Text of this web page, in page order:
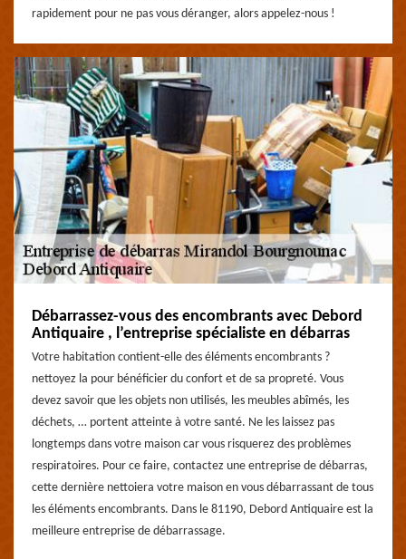
rapidement pour ne pas vous déranger, alors appelez-nous !
Débarrassez-vous des encombrants avec Debord
Antiquaire , l’entreprise spécialiste en débarras
Votre habitation contient-elle des éléments encombrants ?
nettoyez la pour bénéficier du confort et de sa propreté. Vous
devez savoir que les objets non utilisés, les meubles abîmés, les
déchets, … portent atteinte à votre santé. Ne les laissez pas
longtemps dans votre maison car vous risquerez des problèmes
respiratoires. Pour ce faire, contactez une entreprise de débarras,
cette dernière nettoiera votre maison en vous débarrassant de tous
les éléments encombrants. Dans le 81190, Debord Antiquaire est la
meilleure entreprise de débarrassage.